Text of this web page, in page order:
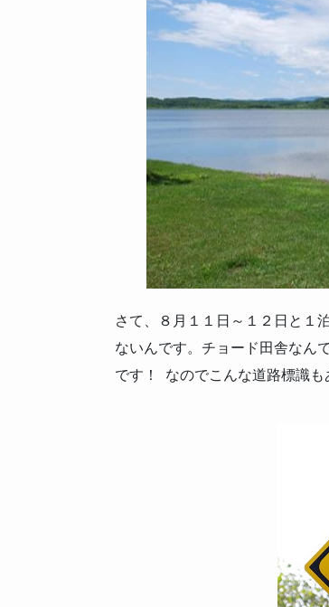
さて、８月１１日～１２日と１
ないんです。チョード田舎なん
です！ なのでこんな道路標識も